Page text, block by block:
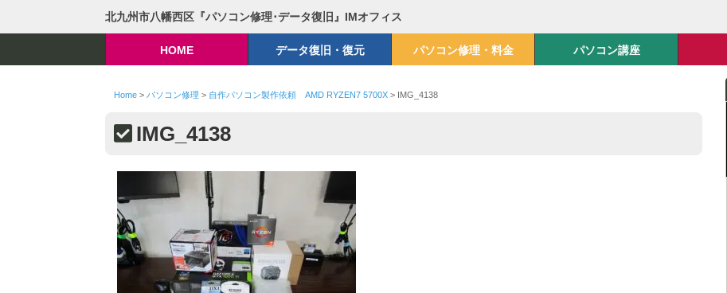
北九州市八幡西区『パソコン修理･データ復旧』IMオフィス
HOME データ復旧・復元 パソコン修理・料金 パソコン講座
Home> パソコン修理 > 自作パソコン製作依頼 AMD RYZEN7 5700X> IMG_4138
IMG_4138